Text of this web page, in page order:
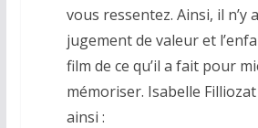
vous ressentez. Ainsi, il n’y
jugement de valeur et
film de ce qu’il a fait pour
mémoriser. Isabelle
ainsi :